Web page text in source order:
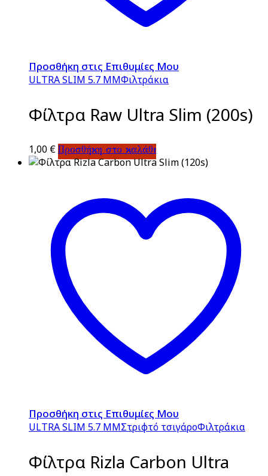
Προσθήκη στις Επιθυμίες Μου
ULTRA SLIM 5.7 MMΦιλτράκια
Φίλτρα Raw Ultra Slim (200s)
1,00 € Προσθήκη στο καλάθι
Προσθήκη στις Επιθυμίες Μου
ULTRA SLIM 5.7 MMΣτριφτό τσιγάροΦιλτράκια
Φίλτρα Rizla Carbon Ultra